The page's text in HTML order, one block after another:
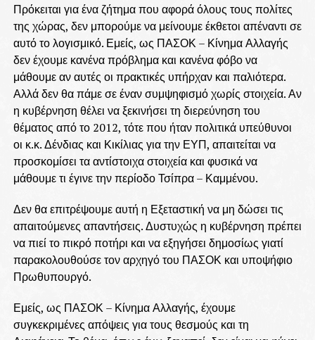
Πρόκειται για ένα ζήτημα που αφορά όλους τους πολίτες
της χώρας, δεν μπορούμε να μείνουμε έκθετοι απέναντι σε
αυτό το λογισμικό. Εμείς, ως ΠΑΣΟΚ – Κίνημα Αλλαγής
δεν έχουμε κανένα πρόβλημα και κανένα φόβο να
μάθουμε αν αυτές οι πρακτικές υπήρχαν και παλιότερα.
Αλλά δεν θα πάμε σε έναν συμψηφισμό χωρίς στοιχεία. Αν
η κυβέρνηση θέλει να ξεκινήσει τη διερεύνηση του
θέματος από το 2012, τότε που ήταν πολιτικά υπεύθυνοι
οι κ.κ. Δένδιας και Κικίλιας για την ΕΥΠ, απαιτείται να
προσκομίσει τα αντίστοιχα στοιχεία και φυσικά να
μάθουμε τι έγινε την περίοδο Τσίπρα – Καμμένου.
Δεν θα επιτρέψουμε αυτή η Εξεταστική να μη δώσει τις
απαιτούμενες απαντήσεις. Δυστυχώς η κυβέρνηση πρέπει
να πιεί το πικρό ποτήρι και να εξηγήσει δημοσίως γιατί
παρακολουθούσε τον αρχηγό του ΠΑΣΟΚ και υποψήφιο
Πρωθυπουργό.
Εμείς, ως ΠΑΣΟΚ – Κίνημα Αλλαγής, έχουμε
συγκεκριμένες απόψεις για τους θεσμούς και τη